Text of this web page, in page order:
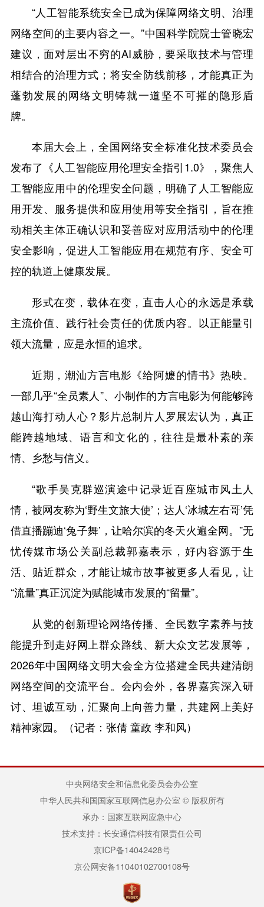
“人工智能系统安全已成为保障网络文明、治理
网络空间的主要内容之一。”中国科学院院士管晓宏
建议，面对层出不穷的AI威胁，要采取技术与管理
相结合的治理方式；将安全防线前移，才能真正为
蓬勃发展的网络文明铸就一道坚不可摧的隐形盾
牌。
本届大会上，全国网络安全标准化技术委员会
发布了《人工智能应用伦理安全指引1.0》，聚焦人
工智能应用中的伦理安全问题，明确了人工智能应
用开发、服务提供和应用使用等安全指引，旨在推
动相关主体正确认识和妥善应对应用活动中的伦理
安全影响，促进人工智能应用在规范有序、安全可
控的轨道上健康发展。
形式在变，载体在变，直击人心的永远是承载
主流价值、践行社会责任的优质内容。以正能量引
领大流量，应是永恒的追求。
近期，潮汕方言电影《给阿嬷的情书》热映。
一部几乎“全员素人”、小制作的方言电影为何能够跨
越山海打动人心？影片总制片人罗展宏认为，真正
能跨越地域、语言和文化的，往往是最朴素的亲
情、乡愁与信义。
“歌手吴克群巡演途中记录近百座城市风土人
情，被网友称为‘野生文旅大使’；达人‘冰城左右哥’凭
借直播蹦迪‘兔子舞’，让哈尔滨的冬天火遍全网。”无
忧传媒市场公关副总裁郭嘉表示，好内容源于生
活、贴近群众，才能让城市故事被更多人看见，让
“流量”真正沉淀为赋能城市发展的“留量”。
从党的创新理论网络传播、全民数字素养与技
能提升到走好网上群众路线、新大众文艺发展等，
2026年中国网络文明大会全方位搭建全民共建清朗
网络空间的交流平台。会内会外，各界嘉宾深入研
讨、坦诚互动，汇聚向上向善力量，共建网上美好
精神家园。（记者：张倩 童政 李和风）
中央网络安全和信息化委员会办公室
中华人民共和国国家互联网信息办公室 © 版权所有
承办：国家互联网应急中心
技术支持：长安通信科技有限责任公司
京ICP备14042428号
京公网安备11040102700108号